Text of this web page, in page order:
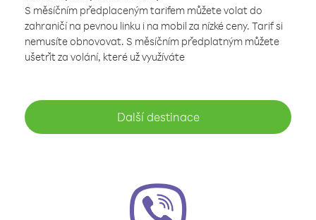
S měsíčním předplaceným tarifem můžete volat do
zahraničí na pevnou linku i na mobil za nízké ceny. Tarif si
nemusíte obnovovat. S měsíčním předplatným můžete
ušetřit za volání, které už využíváte
Další destinace